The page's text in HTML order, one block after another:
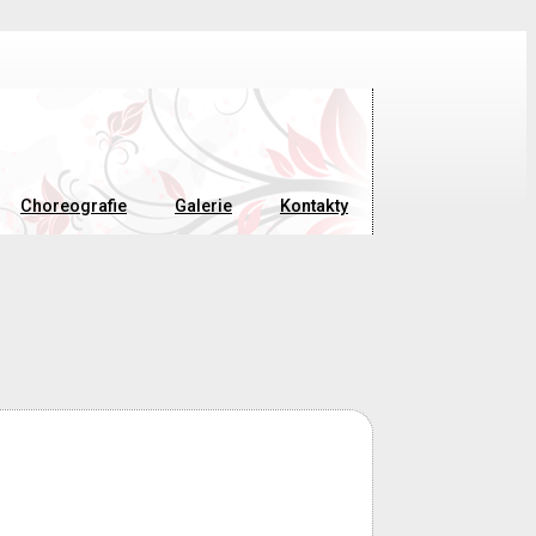
Choreografie Galerie Kontakty